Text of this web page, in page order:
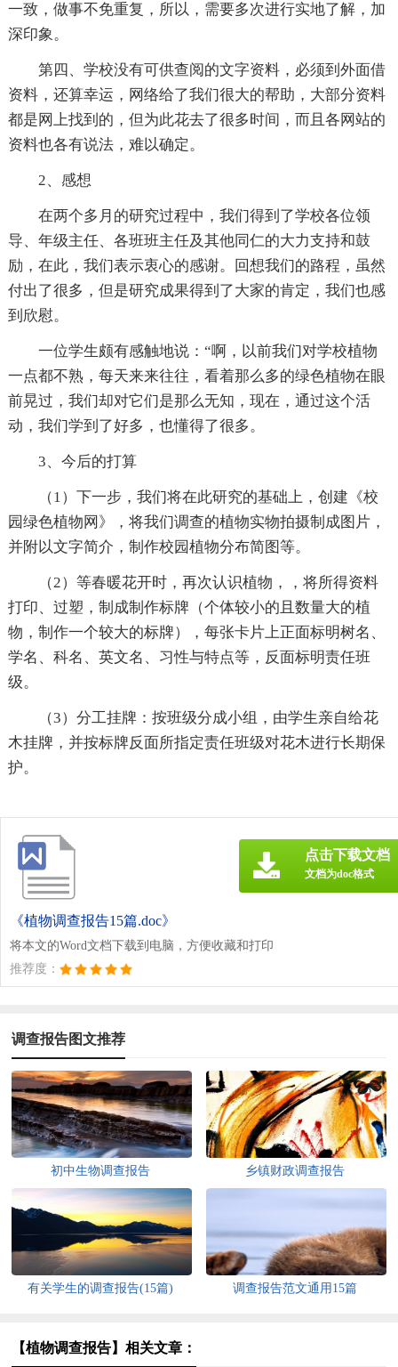
一致，做事不免重复，所以，需要多次进行实地了解，加
深印象。
第四、学校没有可供查阅的文字资料，必须到外面借
资料，还算幸运，网络给了我们很大的帮助，大部分资料
都是网上找到的，但为此花去了很多时间，而且各网站的
资料也各有说法，难以确定。
2、感想
在两个多月的研究过程中，我们得到了学校各位领
导、年级主任、各班班主任及其他同仁的大力支持和鼓
励，在此，我们表示衷心的感谢。回想我们的路程，虽然
付出了很多，但是研究成果得到了大家的肯定，我们也感
到欣慰。
一位学生颇有感触地说：“啊，以前我们对学校植物
一点都不熟，每天来来往往，看着那么多的绿色植物在眼
前晃过，我们却对它们是那么无知，现在，通过这个活
动，我们学到了好多，也懂得了很多。
3、今后的打算
（1）下一步，我们将在此研究的基础上，创建《校
园绿色植物网》，将我们调查的植物实物拍摄制成图片，
并附以文字简介，制作校园植物分布简图等。
（2）等春暖花开时，再次认识植物，，将所得资料
打印、过塑，制成制作标牌（个体较小的且数量大的植
物，制作一个较大的标牌），每张卡片上正面标明树名、
学名、科名、英文名、习性与特点等，反面标明责任班
级。
（3）分工挂牌：按班级分成小组，由学生亲自给花
木挂牌，并按标牌反面所指定责任班级对花木进行长期保
护。
《植物调查报告15篇.doc》
将本文的Word文档下载到电脑，方便收藏和打印
推荐度：
点击下载文档
文档为doc格式
调查报告图文推荐
初中生物调查报告 乡镇财政调查报告
有关学生的调查报告(15篇) 调查报告范文通用15篇
【植物调查报告】相关文章：